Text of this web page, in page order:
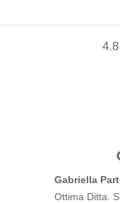
4.8
Gabriella
Ottima Ditta.